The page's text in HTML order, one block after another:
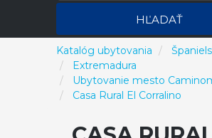
HĽADAŤ
Katalóg ubytovania
Extremadura
Ubytovanie mesto
Casa Rural El Corralino